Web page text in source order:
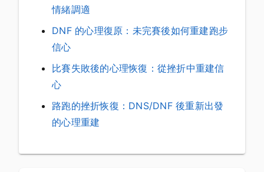
情緒調適
DNF 的心理復原：未完賽後如何重建跑步
信心
比賽失敗後的心理恢復：從挫折中重建信
心
路跑的挫折恢復：DNS/DNF 後重新出發
的心理重建